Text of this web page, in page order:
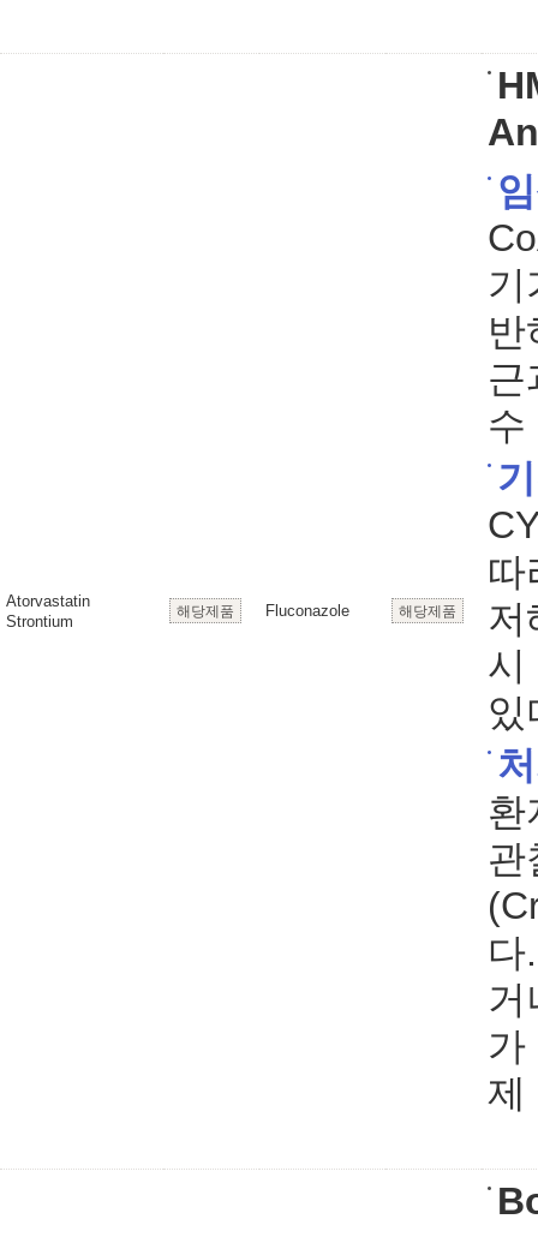
Atorvastatin
Strontium
해당제품 Fluconazole 해당제품
기
반
근
수
따
저
시
있
환
관
다
거
가
제